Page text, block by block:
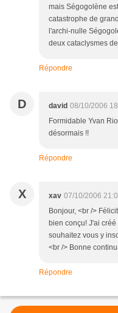
mais Ségogolène
catastrophe de
l'archi-nulle
deux cataclysmes
Répondre
D david 08/10/2006
Formidable Yvan
désormais !!
Répondre
X xav 07/10/2006
Bonjour, <br />
bien conçu! J'ai
souhaitez vous y
<br /> Bonne
Répondre